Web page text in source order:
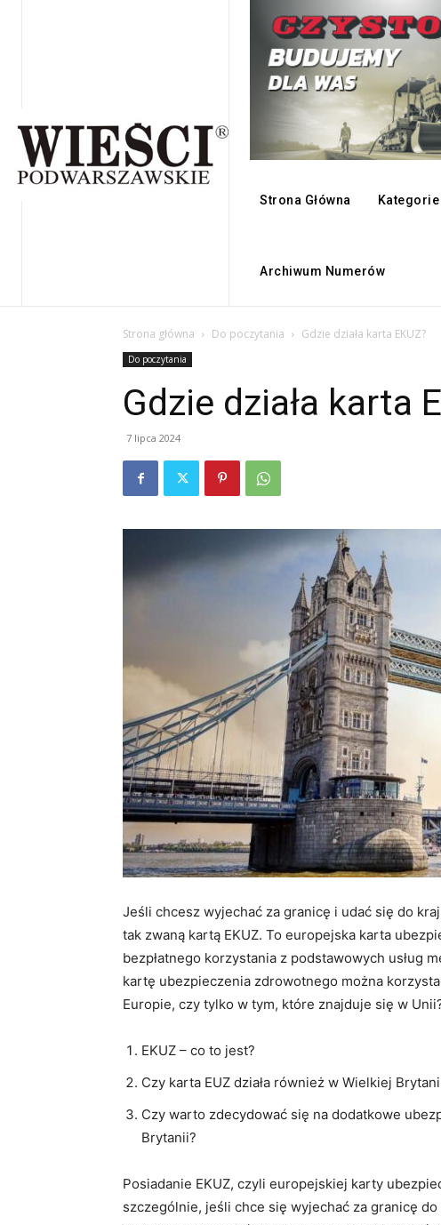
Strona Główna Kategorie
Archiwum Numerów
Strona główna Do poczytania Gdzie działa karta EKUZ?
Do poczytania
Gdzie działa karta
7 lipca 2024
Jeśli chcesz wyjechać za granicę i udać się do
tak zwaną kartą EKUZ. To europejska karta
bezpłatnego korzystania z podstawowych usług
kartę ubezpieczenia zdrowotnego można
Europie, czy tylko w tym, które znajduje się w
EKUZ – co to jest?
Czy karta EUZ działa również w Wielkiej
Czy warto zdecydować się na dodatkowe
Brytanii?
Posiadanie EKUZ, czyli europejskiej karty
szczególnie, jeśli chce się wyjechać za granicę